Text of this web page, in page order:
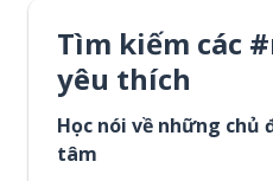
Tìm kiếm các
yêu thích
Học nói về những chủ
tâm